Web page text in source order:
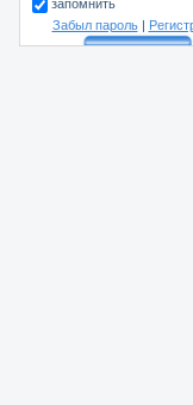
запомнить
Забыл пароль|